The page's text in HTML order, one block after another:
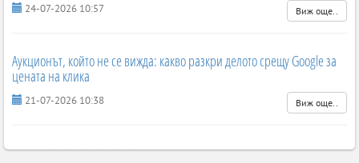
24-07-2026 10:57 Виж още..
Аукционът, който не се вижда: какво разкри делото срещу Google за
цената на клика
21-07-2026 10:38 Виж още..